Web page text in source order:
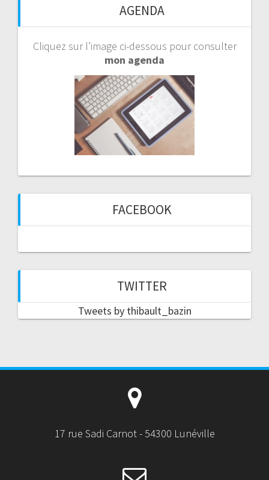
AGENDA
Cliquez sur l’image ci-dessous pour consulter
mon agenda
FACEBOOK
TWITTER
Tweets by thibault_bazin
17 rue Sadi Carnot - 54300 Lunéville